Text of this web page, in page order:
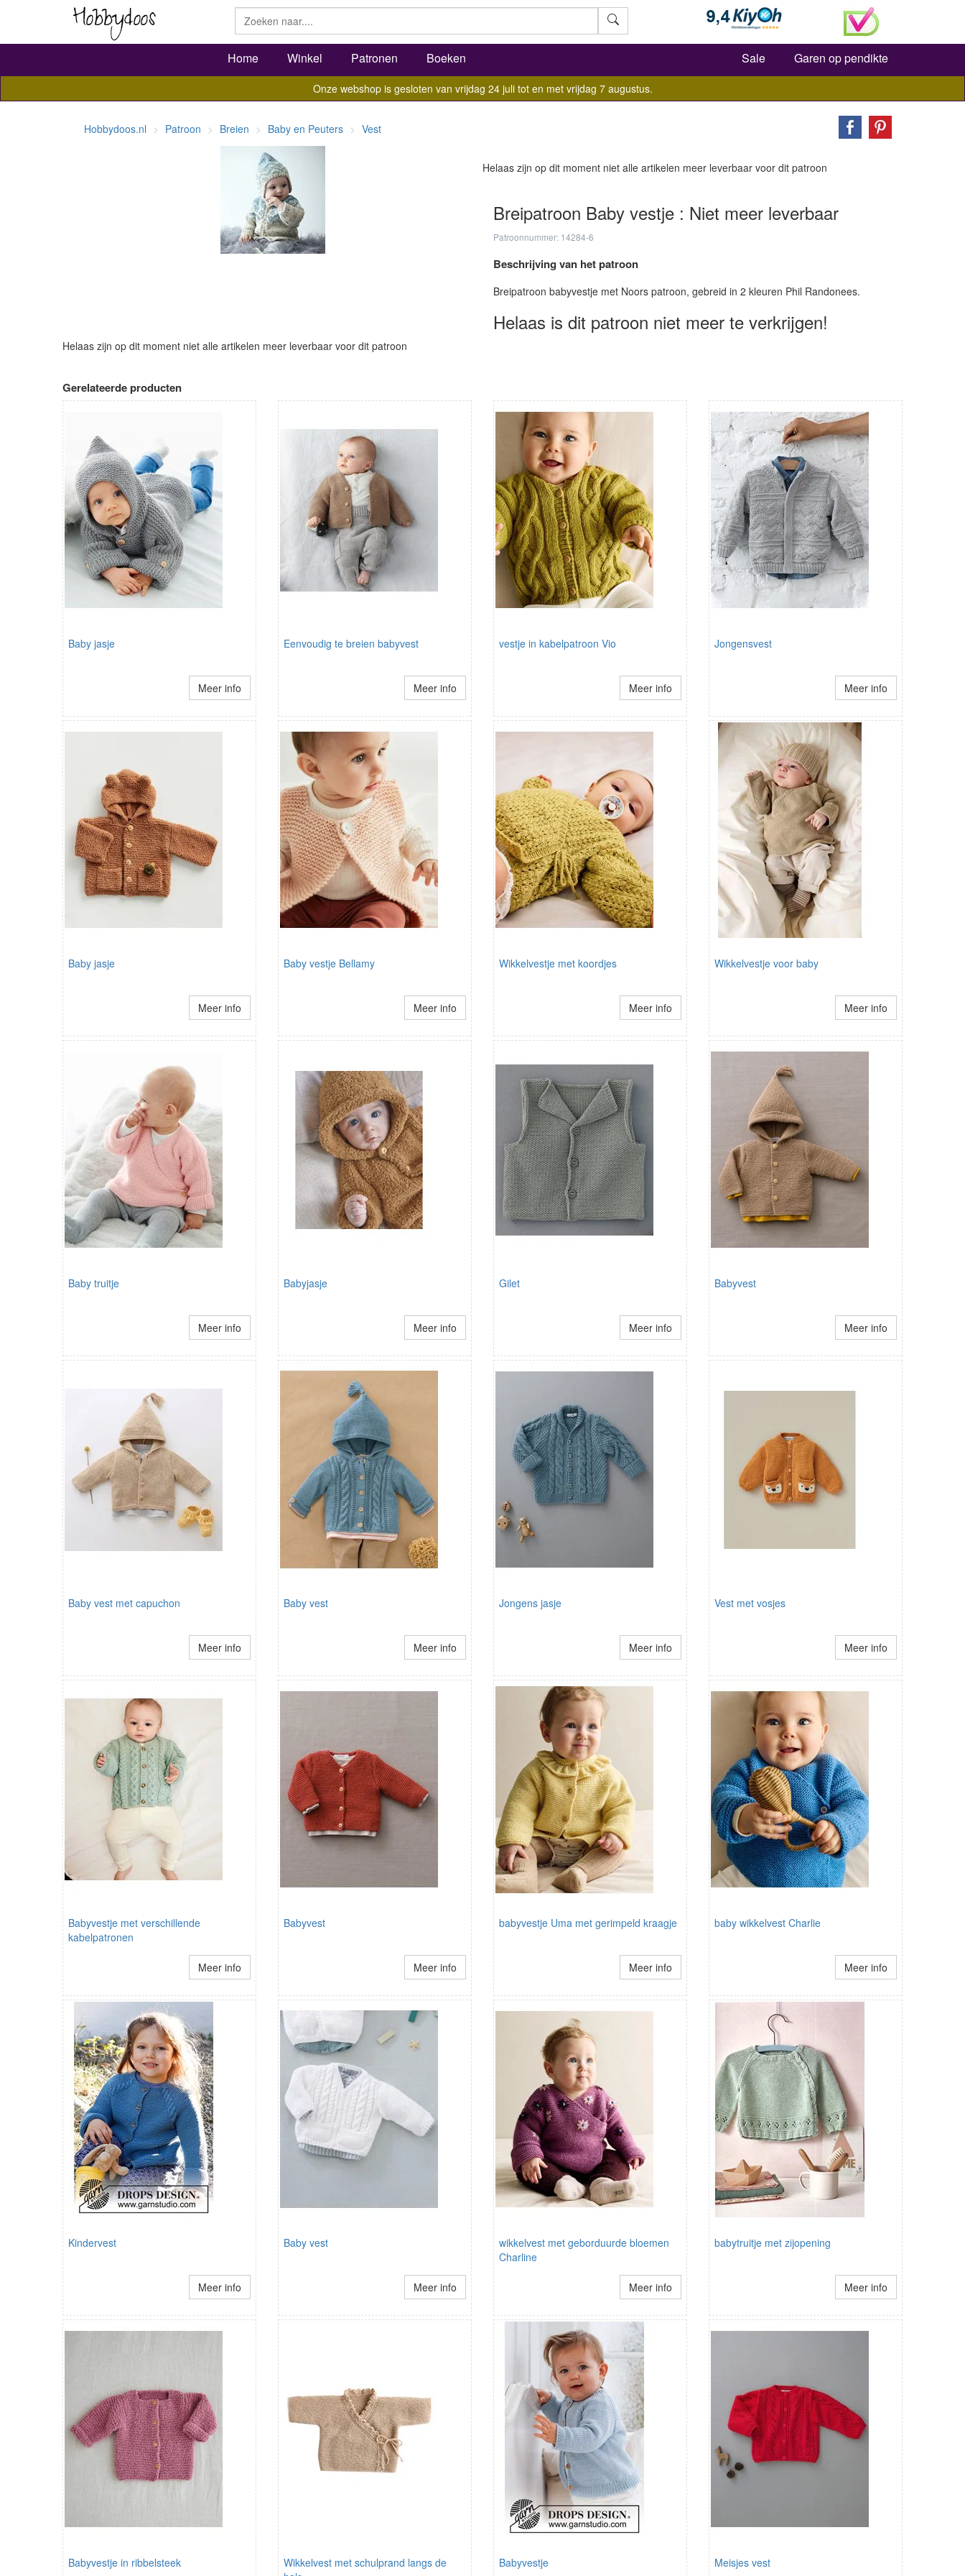
Zoeken
Home Winkel Patronen Boeken Sale Garen op pendikte
Onze webshop is gesloten van vrijdag 24 juli tot en met vrijdag 7 augustus.
Hobbydoos.nl Patroon Breien Baby en Peuters Vest
Helaas zijn op dit moment niet alle artikelen meer leverbaar voor dit patroon
Breipatroon Baby vestje : Niet meer leverbaar
Patroonnummer: 14284-6
Beschrijving van het patroon
Breipatroon babyvestje met Noors patroon, gebreid in 2 kleuren Phil Randonees.
Helaas is dit patroon niet meer te verkrijgen!
Helaas zijn op dit moment niet alle artikelen meer leverbaar voor dit patroon
Gerelateerde producten
Baby jasje
Meer info
Eenvoudig te breien babyvest
Meer info
vestje in kabelpatroon Vio
Meer info
Jongensvest
Meer info
Baby jasje
Meer info
Baby vestje Bellamy
Meer info
Wikkelvestje met koordjes
Meer info
Wikkelvestje voor baby
Meer info
Baby truitje
Meer info
Babyjasje
Meer info
Gilet
Meer info
Babyvest
Meer info
Baby vest met capuchon
Meer info
Baby vest
Meer info
Jongens jasje
Meer info
Vest met vosjes
Meer info
Babyvestje met verschillende
kabelpatronen
Meer info
Babyvest
Meer info
babyvestje Uma met gerimpeld kraagje
Meer info
baby wikkelvest Charlie
Meer info
Kindervest
Meer info
Baby vest
Meer info
wikkelvest met geborduurde bloemen
Charline
Meer info
babytruitje met zijopening
Meer info
Babyvestje in ribbelsteek
Wikkelvest met schulprand langs de
Babyvestje Meisjes vest